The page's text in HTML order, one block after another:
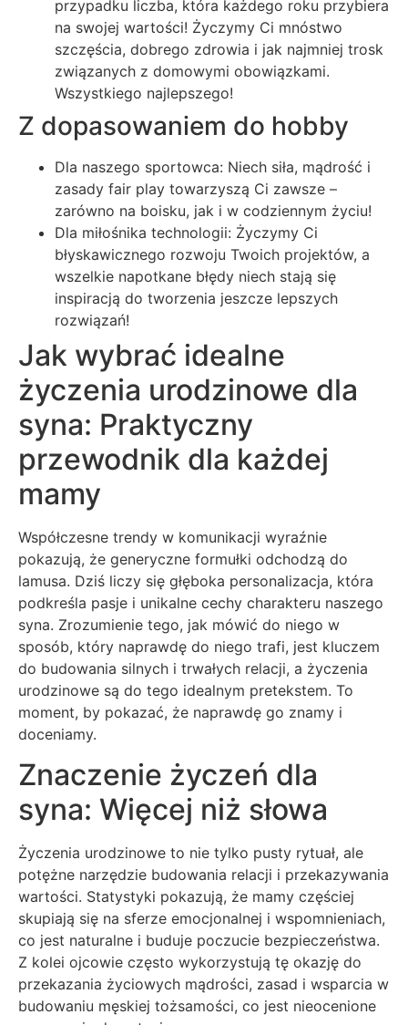
przypadku liczba, która każdego roku przybiera
na swojej wartości! Życzymy Ci mnóstwo
szczęścia, dobrego zdrowia i jak najmniej trosk
związanych z domowymi obowiązkami.
Wszystkiego najlepszego!
Z dopasowaniem do hobby
Dla naszego sportowca: Niech siła, mądrość i
zasady fair play towarzyszą Ci zawsze –
zarówno na boisku, jak i w codziennym życiu!
Dla miłośnika technologii: Życzymy Ci
błyskawicznego rozwoju Twoich projektów, a
wszelkie napotkane błędy niech stają się
inspiracją do tworzenia jeszcze lepszych
rozwiązań!
Jak wybrać idealne
życzenia urodzinowe dla
syna: Praktyczny
przewodnik dla każdej
mamy
Współczesne trendy w komunikacji wyraźnie
pokazują, że generyczne formułki odchodzą do
lamusa. Dziś liczy się głęboka personalizacja, która
podkreśla pasje i unikalne cechy charakteru naszego
syna. Zrozumienie tego, jak mówić do niego w
sposób, który naprawdę do niego trafi, jest kluczem
do budowania silnych i trwałych relacji, a życzenia
urodzinowe są do tego idealnym pretekstem. To
moment, by pokazać, że naprawdę go znamy i
doceniamy.
Znaczenie życzeń dla
syna: Więcej niż słowa
Życzenia urodzinowe to nie tylko pusty rytuał, ale
potężne narzędzie budowania relacji i przekazywania
wartości. Statystyki pokazują, że mamy częściej
skupiają się na sferze emocjonalnej i wspomnieniach,
co jest naturalne i buduje poczucie bezpieczeństwa.
Z kolei ojcowie często wykorzystują tę okazję do
przekazania życiowych mądrości, zasad i wsparcia w
budowaniu męskiej tożsamości, co jest nieocenione